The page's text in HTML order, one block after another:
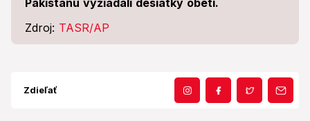
Pakistanu vyžiadali desiatky obetí.
Zdroj: TASR/AP
Zdieľať